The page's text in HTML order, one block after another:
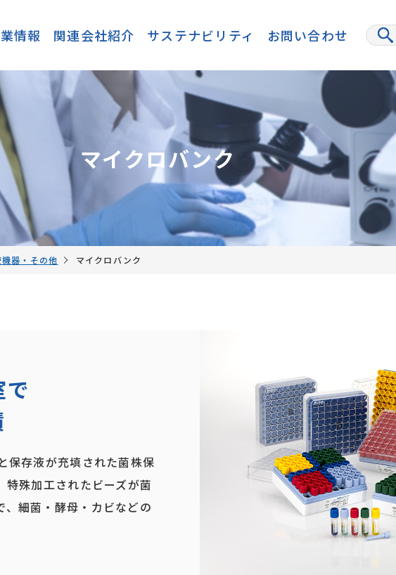
情報 関連会社紹介 サステナビリティ お問い合わせ
マイクロバンク
器・その他 マイクロバンク
保存液が充填された菌株保
殊加工されたビーズが菌
細菌・酵母・カビなどの